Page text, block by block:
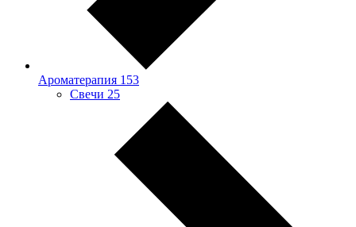
Ароматерапия 153
Свечи 25